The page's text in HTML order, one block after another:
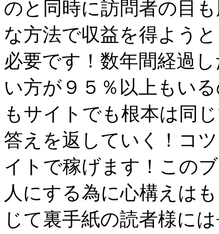
のと同時に訪問者の目
な方法で収益を得よう
必要です！数年間経過
い方が９５％以上もい
もサイトでも根本は同
答えを返していく！コ
イトで稼げます！この
人にする為に心構えは
じて裏手紙の読者様に